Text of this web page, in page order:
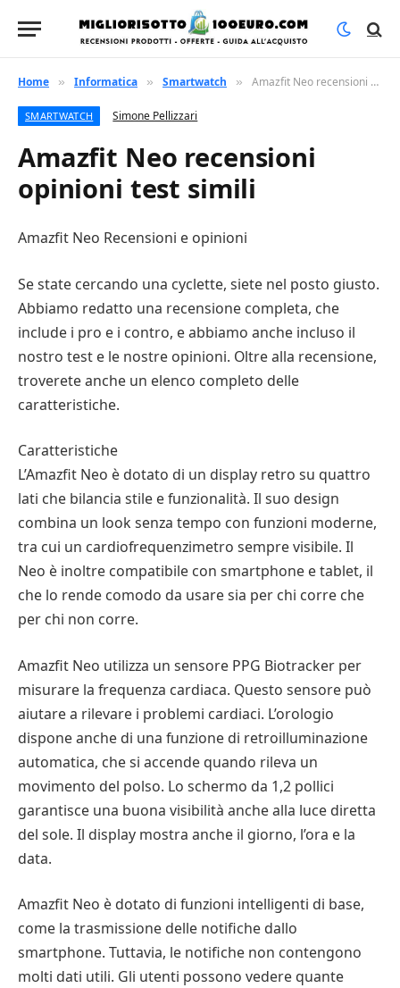
Home » Informatica » Smartwatch » Amazfit Neo recensioni opinioni test simili
SMARTWATCH Simone Pellizzari
Amazfit Neo recensioni
opinioni test simili
Amazfit Neo Recensioni e opinioni
Se state cercando una cyclette, siete nel posto giusto.
Abbiamo redatto una recensione completa, che
include i pro e i contro, e abbiamo anche incluso il
nostro test e le nostre opinioni. Oltre alla recensione,
troverete anche un elenco completo delle
caratteristiche.
Caratteristiche
L’Amazfit Neo è dotato di un display retro su quattro
lati che bilancia stile e funzionalità. Il suo design
combina un look senza tempo con funzioni moderne,
tra cui un cardiofrequenzimetro sempre visibile. Il
Neo è inoltre compatibile con smartphone e tablet, il
che lo rende comodo da usare sia per chi corre che
per chi non corre.
Amazfit Neo utilizza un sensore PPG Biotracker per
misurare la frequenza cardiaca. Questo sensore può
aiutare a rilevare i problemi cardiaci. L’orologio
dispone anche di una funzione di retroilluminazione
automatica, che si accende quando rileva un
movimento del polso. Lo schermo da 1,2 pollici
garantisce una buona visibilità anche alla luce diretta
del sole. Il display mostra anche il giorno, l’ora e la
data.
Amazfit Neo è dotato di funzioni intelligenti di base,
come la trasmissione delle notifiche dallo
smartphone. Tuttavia, le notifiche non contengono
molti dati utili. Gli utenti possono vedere quante